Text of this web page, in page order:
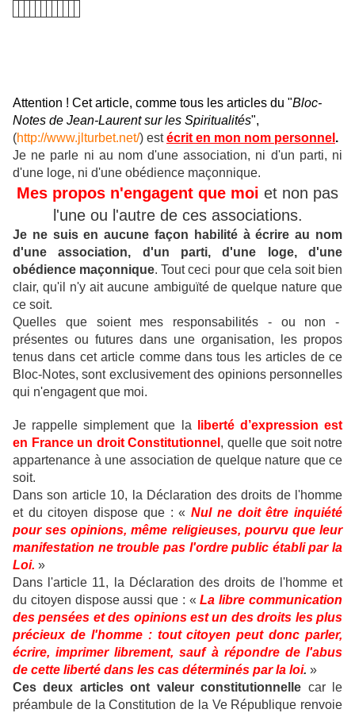
Attention ! Cet article, comme tous les articles du "Bloc-
Notes de Jean-Laurent sur les Spiritualités",
(http://www.jlturbet.net/) estécrit en mon nom personnel .
Je ne parle ni au nom d'une association, ni d'un parti, ni
d'une loge, ni d'une obédience maçonnique.
Mes propos n'engagent que moi et non pas
l'une ou l'autre de ces associations.
Je ne suis en aucune façon habilité à écrire au nom
d'une association, d'un parti, d'une loge, d'une
obédience maçonnique.Tout ceci pour que cela soit bien
clair, qu'il n'y ait aucune ambiguïté de quelque nature que
ce soit.
Quelles que soient mes responsabilités - ou non -
présentes ou futures dans une organisation, les propos
tenus dans cet article comme dans tous les articles de ce
Bloc-Notes, sont exclusivement des opinions personnelles
qui n'engagent que moi.
Je rappelle simplement que la
liberté d’expression est
en France un droit Constitutionnel , quelle que soit notre
appartenance à une association de quelque nature que ce
soit.
Dans son article 10, la Déclaration des droits de l'homme
et du citoyen dispose que : «Nul ne doit être inquiété
pour ses opinions, même religieuses, pourvu que leur
manifestation ne trouble pas l'ordre public établi par la
Loi. »
Dans l'article 11, la Déclaration des droits de l'homme et
du citoyen dispose aussi que : «La libre communication
des pensées et des opinions est un des droits les plus
précieux de l'homme : tout citoyen peut donc parler,
écrire, imprimer librement, sauf à répondre de l'abus
de cette liberté dans les cas déterminés par la loi. »
Ces deux articles ont valeur constitutionnelle car le
préambule de la Constitution de la Ve République renvoie